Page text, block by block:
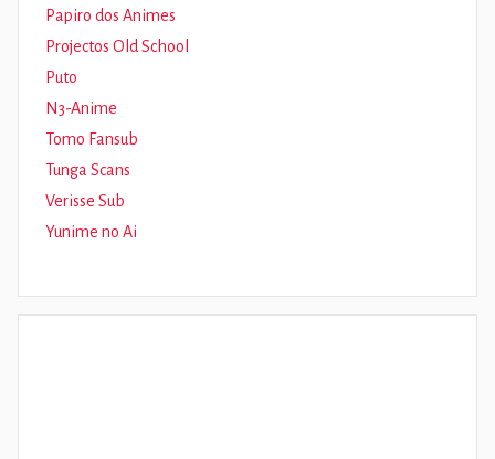
Papiro dos Animes
Projectos Old School
Puto
N3-Anime
Tomo Fansub
Tunga Scans
Verisse Sub
Yunime no Ai